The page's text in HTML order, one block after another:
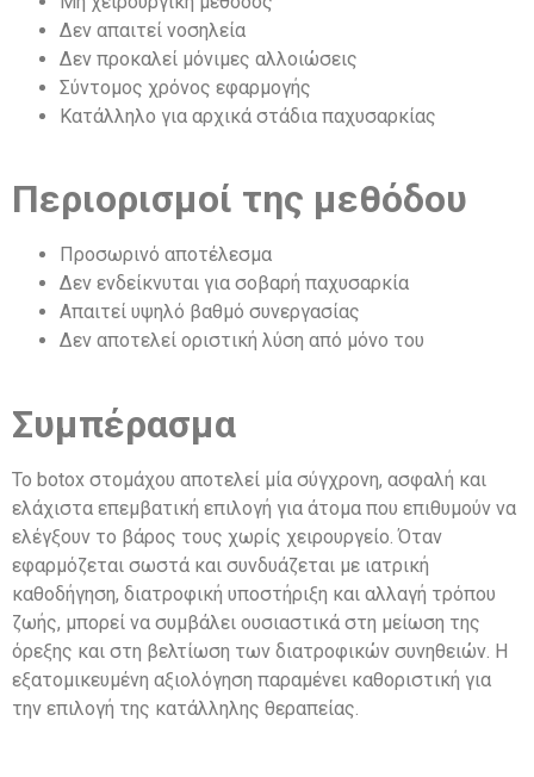
Δεν απαιτεί νοσηλεία
Δεν προκαλεί μόνιμες αλλοιώσεις
Σύντομος χρόνος εφαρμογής
Κατάλληλο για αρχικά στάδια παχυσαρκίας
Περιορισμοί της μεθόδου
Προσωρινό αποτέλεσμα
Δεν ενδείκνυται για σοβαρή παχυσαρκία
Απαιτεί υψηλό βαθμό συνεργασίας
Δεν αποτελεί οριστική λύση από μόνο του
Συμπέρασμα
Το botox στομάχου αποτελεί μία σύγχρονη, ασφαλή και
ελάχιστα επεμβατική επιλογή για άτομα που επιθυμούν να
ελέγξουν το βάρος τους χωρίς χειρουργείο. Όταν
εφαρμόζεται σωστά και συνδυάζεται με ιατρική
καθοδήγηση, διατροφική υποστήριξη και αλλαγή τρόπου
ζωής, μπορεί να συμβάλει ουσιαστικά στη μείωση της
όρεξης και στη βελτίωση των διατροφικών συνηθειών. Η
εξατομικευμένη αξιολόγηση παραμένει καθοριστική για
την επιλογή της κατάλληλης θεραπείας.